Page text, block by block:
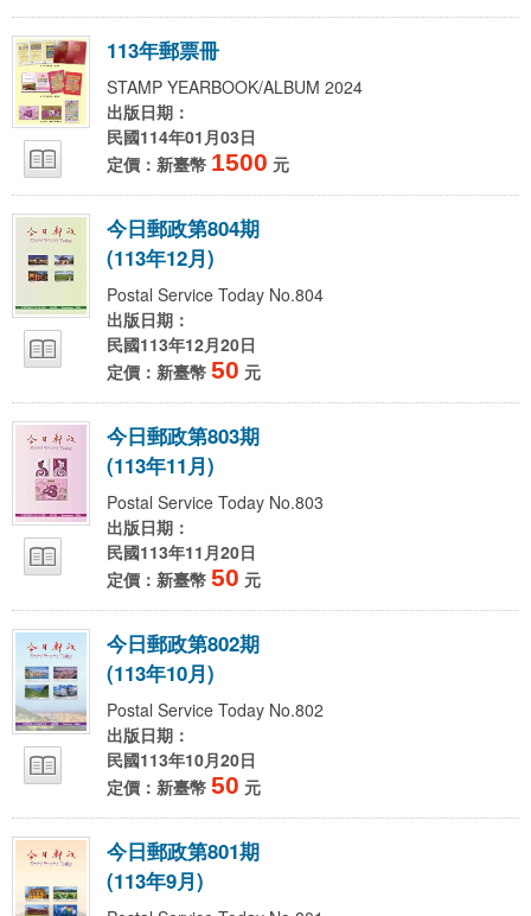
113年郵票冊
STAMP YEARBOOK/ALBUM 2024
出版日期：
民國114年01月03日
定價：新臺幣 1500 元
今日郵政第804期
(113年12月)
Postal Service Today No.804
出版日期：
民國113年12月20日
定價：新臺幣 50 元
今日郵政第803期
(113年11月)
Postal Service Today No.803
出版日期：
民國113年11月20日
定價：新臺幣 50 元
今日郵政第802期
(113年10月)
Postal Service Today No.802
出版日期：
民國113年10月20日
定價：新臺幣 50 元
今日郵政第801期
(113年9月)